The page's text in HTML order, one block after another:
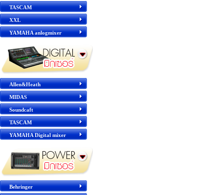
TASCAM
XXL
YAMAHA anlogmixer
Allen&Heath
MIDAS
Soundcaft
TASCAM
YAMAHA Digital mixer
Behringer